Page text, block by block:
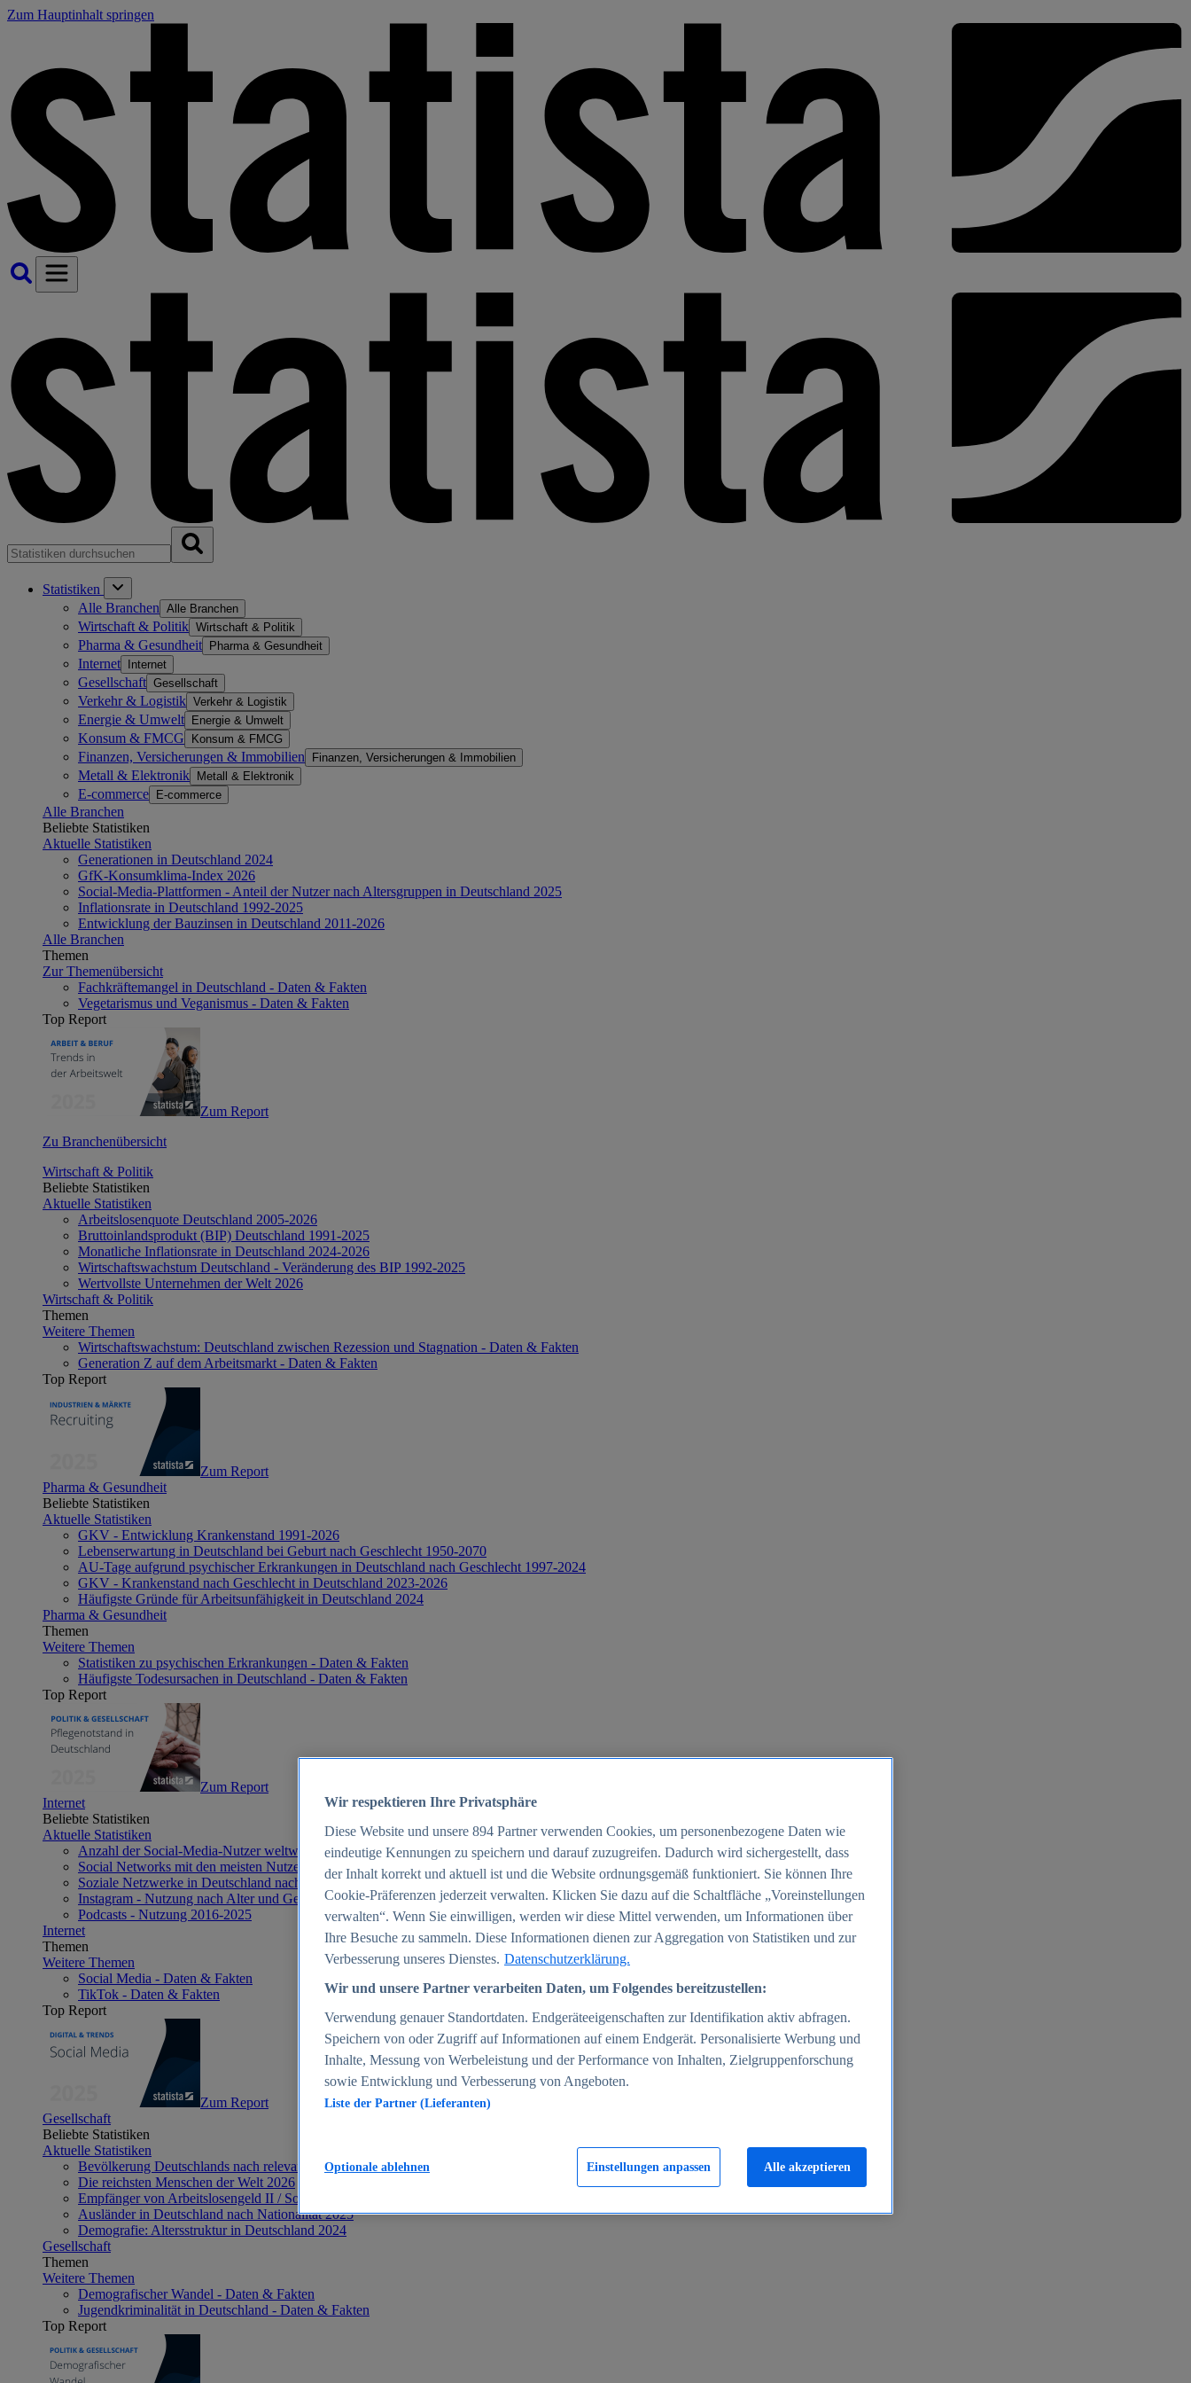
Zum Hauptinhalt springen
Statistiken
Alle Branchen Alle Branchen
Wirtschaft & Politik Wirtschaft & Politik
Pharma & Gesundheit Pharma & Gesundheit
Internet Internet
Gesellschaft Gesellschaft
Verkehr & Logistik Verkehr & Logistik
Energie & Umwelt Energie & Umwelt
Konsum & FMCG Konsum & FMCG
Finanzen, Versicherungen & Immobilien Finanzen, Versicherungen & Immobilien
Metall & Elektronik Metall & Elektronik
E-commerce E-commerce
Alle Branchen
Beliebte Statistiken
Aktuelle Statistiken
Generationen in Deutschland 2024
GfK-Konsumklima-Index 2026
Social-Media-Plattformen - Anteil der Nutzer nach Altersgruppen in Deutschland 2025
Inflationsrate in Deutschland 1992-2025
Entwicklung der Bauzinsen in Deutschland 2011-2026
Alle Branchen
Themen
Zur Themenübersicht
Fachkräftemangel in Deutschland - Daten & Fakten
Vegetarismus und Veganismus - Daten & Fakten
Top Report
Zum Report
Zu Branchenübersicht
Wirtschaft & Politik
Beliebte Statistiken
Aktuelle Statistiken
Arbeitslosenquote Deutschland 2005-2026
Bruttoinlandsprodukt (BIP) Deutschland 1991-2025
Monatliche Inflationsrate in Deutschland 2024-2026
Wirtschaftswachstum Deutschland - Veränderung des BIP 1992-2025
Wertvollste Unternehmen der Welt 2026
Wirtschaft & Politik
Themen
Weitere Themen
Wirtschaftswachstum: Deutschland zwischen Rezession und Stagnation - Daten & Fakten
Generation Z auf dem Arbeitsmarkt - Daten & Fakten
Top Report
Zum Report
Pharma & Gesundheit
Beliebte Statistiken
Aktuelle Statistiken
GKV - Entwicklung Krankenstand 1991-2026
Lebenserwartung in Deutschland bei Geburt nach Geschlecht 1950-2070
AU-Tage aufgrund psychischer Erkrankungen in Deutschland nach Geschlecht 1997-2024
GKV - Krankenstand nach Geschlecht in Deutschland 2023-2026
Häufigste Gründe für Arbeitsunfähigkeit in Deutschland 2024
Pharma & Gesundheit
Themen
Weitere Themen
Statistiken zu psychischen Erkrankungen - Daten & Fakten
Häufigste Todesursachen in Deutschland - Daten & Fakten
Top Report
Zum Report
Internet
Beliebte Statistiken
Aktuelle Statistiken
Anzahl der Social-Media-Nutzer weltweit 2012-2025
Social Networks mit den meisten Nutzern weltweit 2025
Soziale Netzwerke in Deutschland nach Generationen 2025
Instagram - Nutzung nach Alter und Geschlecht in Deutschland 2025
Podcasts - Nutzung 2016-2025
Internet
Themen
Weitere Themen
Social Media - Daten & Fakten
TikTok - Daten & Fakten
Top Report
Zum Report
Gesellschaft
Beliebte Statistiken
Aktuelle Statistiken
Bevölkerung Deutschlands nach relevanten Altersgruppen 2024
Die reichsten Menschen der Welt 2026
Empfänger von Arbeitslosengeld II / Sozialgeld / Bürgergeld in Deutschland 2005-2025
Ausländer in Deutschland nach Nationalität 2025
Demografie: Altersstruktur in Deutschland 2024
Gesellschaft
Themen
Weitere Themen
Demografischer Wandel - Daten & Fakten
Jugendkriminalität in Deutschland - Daten & Fakten
Top Report
Wir respektieren Ihre Privatsphäre
Diese Website und unsere 894 Partner verwenden Cookies, um personenbezogene Daten wie
eindeutige Kennungen zu speichern und darauf zuzugreifen. Dadurch wird sichergestellt, dass
der Inhalt korrekt und aktuell ist und die Website ordnungsgemäß funktioniert. Sie können Ihre
Cookie-Präferenzen jederzeit verwalten. Klicken Sie dazu auf die Schaltfläche „Voreinstellungen
verwalten“. Wenn Sie einwilligen, werden wir diese Mittel verwenden, um Informationen über
Ihre Besuche zu sammeln. Diese Informationen dienen zur Aggregation von Statistiken und zur
Verbesserung unseres Dienstes. Datenschutzerklärung.
Wir und unsere Partner verarbeiten Daten, um Folgendes bereitzustellen:
Verwendung genauer Standortdaten. Endgeräteeigenschaften zur Identifikation aktiv abfragen.
Speichern von oder Zugriff auf Informationen auf einem Endgerät. Personalisierte Werbung und
Inhalte, Messung von Werbeleistung und der Performance von Inhalten, Zielgruppenforschung
sowie Entwicklung und Verbesserung von Angeboten.
Liste der Partner (Lieferanten)
Einstellungen anpassen
Optionale ablehnen Alle akzeptieren